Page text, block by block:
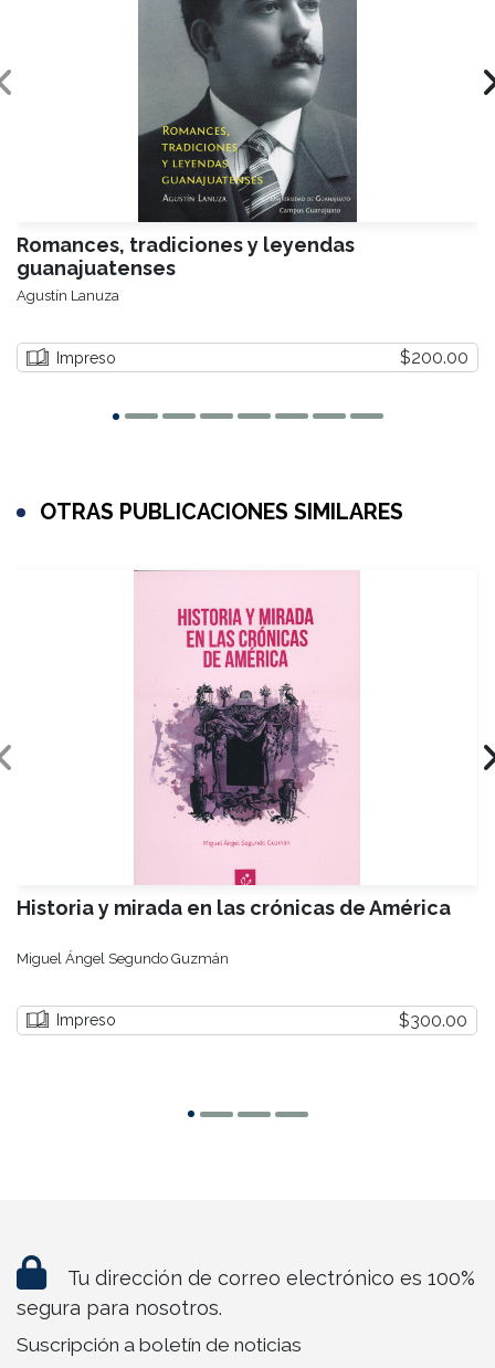
Romances, tradiciones y leyendas
guanajuatenses
Agustín Lanuza
Impreso $200.00
OTRAS PUBLICACIONES SIMILARES
Historia y mirada en las crónicas de América
Miguel Ángel Segundo Guzmán
Impreso $300.00
Tu dirección de correo electrónico es 100%
segura para nosotros.
Suscripción a boletín de noticias